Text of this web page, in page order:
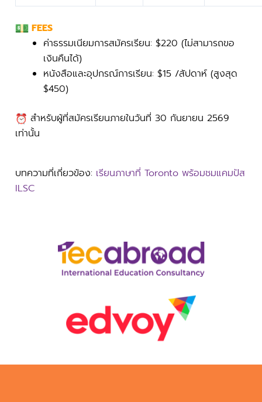
FEES
ค่าธรรมเนียมการสมัครเรียน: $220 (ไม่สามารถขอ
เงินคืนได้)
หนังสือและอุปกรณ์การเรียน: $15 /สัปดาห์ (สูงสุด
$450)
สำหรับผู้ที่สมัครเรียนภายในวันที่ 30 กันยายน 2569
เท่านั้น
บทความที่เกี่ยวข้อง: เรียนภาษาที่ Toronto พร้อมชมแคมปัส
ILSC